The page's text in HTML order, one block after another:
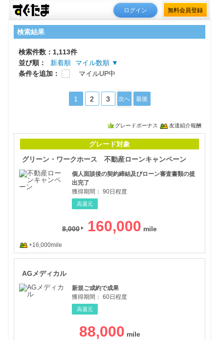
ログイン 無料会員登録
検索結果
検索件数：1,113件
並び順：
新着順
マイル数順 ▼
条件を追加：
マイルUP中
1 2 3 次へ 最後
グレードボーナス 友達紹介報酬
グレード対象
グリーン・ワークホース 不動産ローンキャンペーン
個人面談後の契約締結及びローン審査書類の提
出完了
獲得期間： 90日程度
高還元
8,000 160,000
+16,000mile
AGメディカル
新規ご成約で成果
獲得期間： 60日程度
高還元
88,000